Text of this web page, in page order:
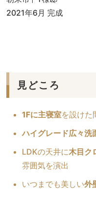
2021年6月 完成
見どころ
1Fに主寝室を設けた
ハイグレード広々洗
LDKの天井に木目ク
雰囲気を演出
いつまでも美しい外